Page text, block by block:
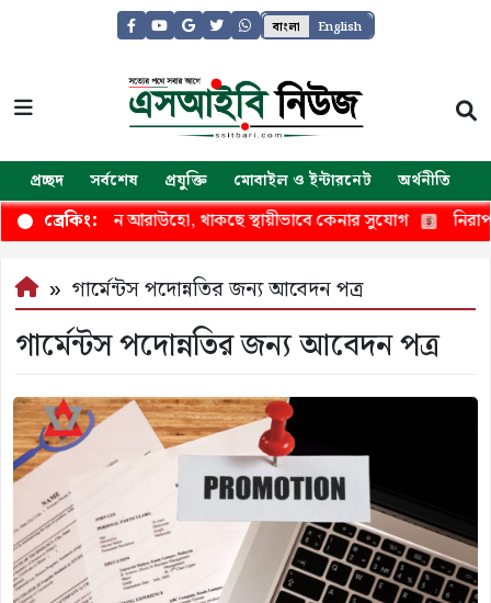
বাংলা English
প্রচ্ছদ সর্বশেষ প্রযুক্তি মোবাইল ও ইন্টারনেট অর্থনীতি
ব্রেকিং:
ধারে যাচ্ছেন আরাউহো, থাকছে স্থায়ীভাবে কেনার সুযোগ
গার্মেন্টস পদোন্নতির জন্য আবেদন পত্র
গার্মেন্টস পদোন্নতির জন্য আবেদন পত্র